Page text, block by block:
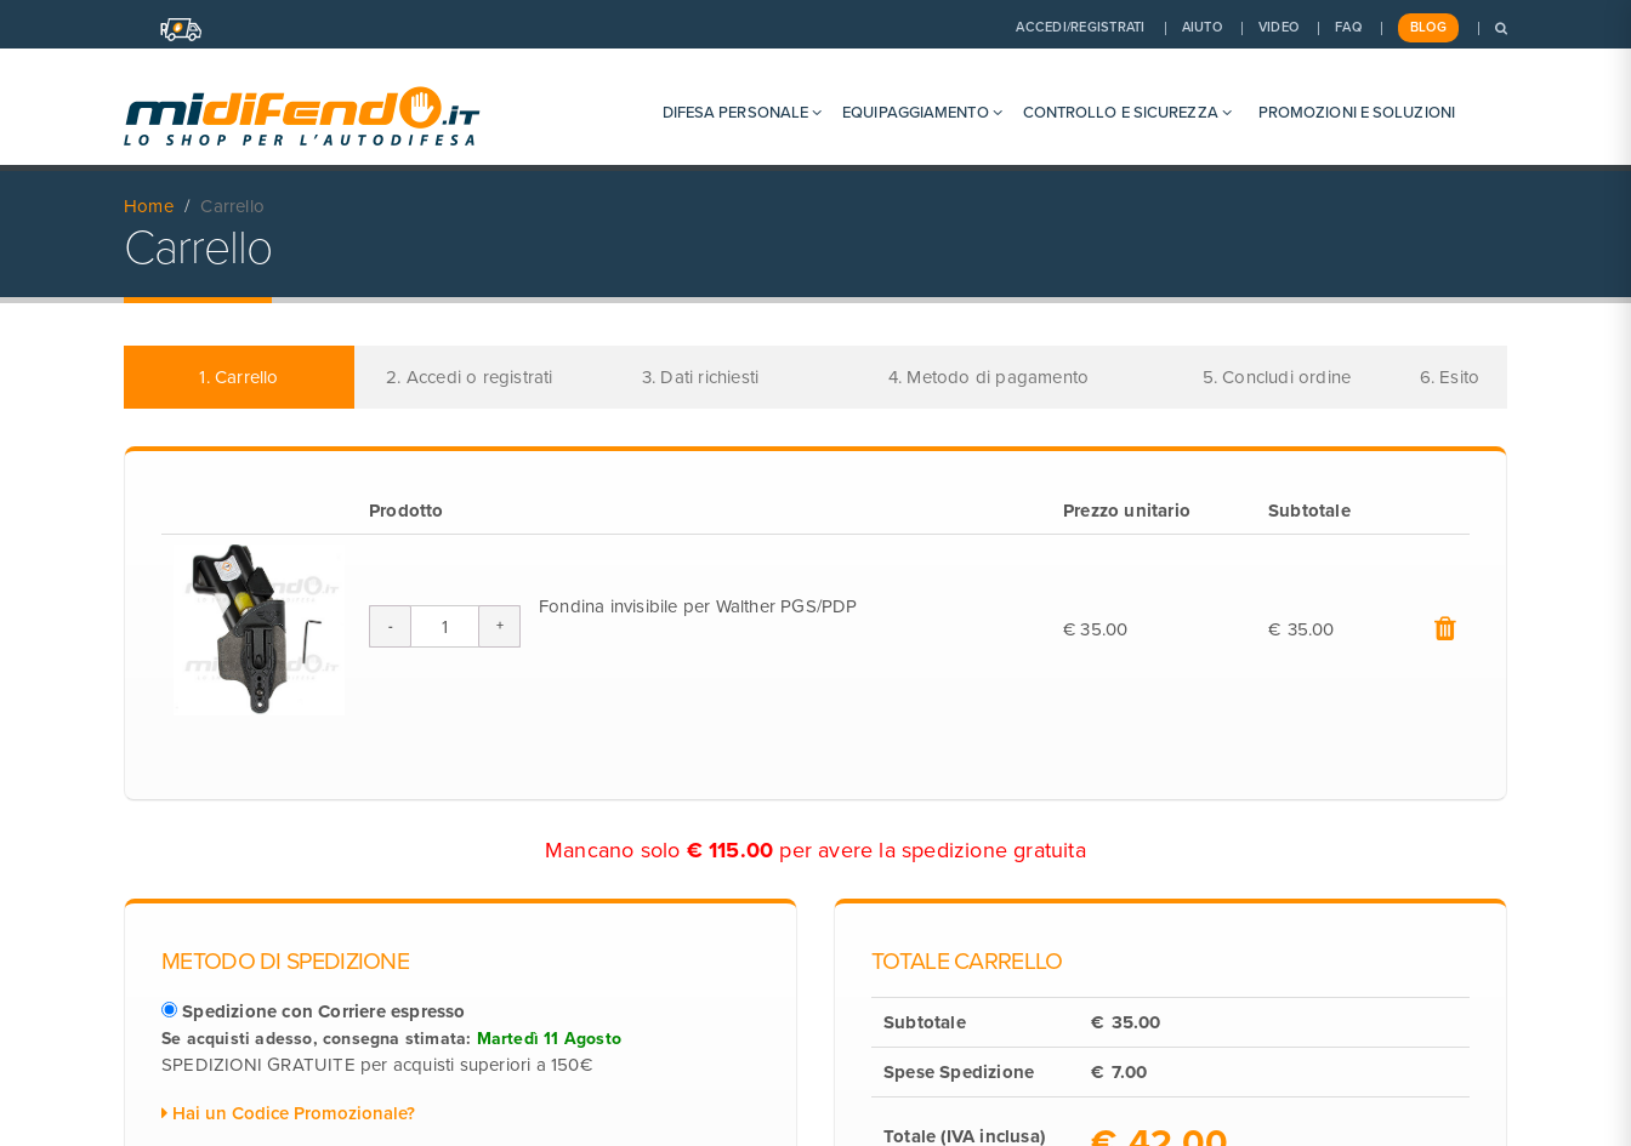
ACCEDI/REGISTRATI AIUTO VIDEO FAQ BLOG
DIFESA PERSONALE EQUIPAGGIAMENTO CONTROLLO E SICUREZZA PROMOZIONI E SOLUZIONI
Home Carrello
Carrello
1. Carrello 2. Accedi o registrati 3. Dati richiesti 4. Metodo di pagamento 5. Concludi ordine 6. Esito
Prodotto Prezzo unitario Subtotale
Fondina invisibile per Walther PGS/PDP
€ 35.00
€
Mancano solo €115.00 per avere la spedizione gratuita
METODO DI SPEDIZIONE
Spedizione con Corriere espresso
Se acquisti adesso, consegna stimata: Martedì 11 Agosto
SPEDIZIONI GRATUITE per acquisti superiori a 150€
Hai un Codice Promozionale?
TOTALE CARRELLO
Subtotale €
Spese Spedizione €
Totale (IVA inclusa)